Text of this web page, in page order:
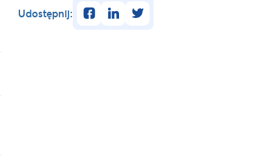
Udostępnij: facebooklinkedintwitter